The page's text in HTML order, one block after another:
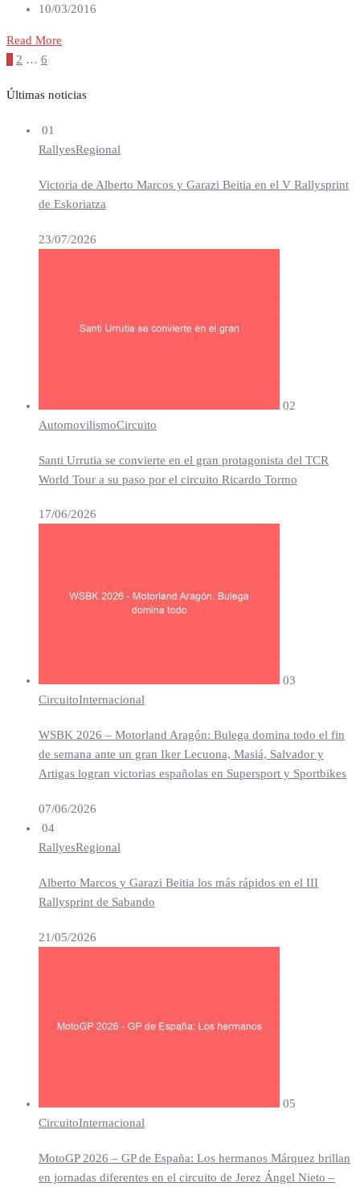
10/03/2016
Read More
Paginación
entradas
1 2 … 6
Últimas noticias
01
RallyesRegional
Victoria de Alberto Marcos y Garazi Beitia en el V Rallysprint
de Eskoriatza
23/07/2026
02
AutomovilismoCircuito
Santi Urrutia se convierte en el gran protagonista del TCR
World Tour a su paso por el circuito Ricardo Tormo
17/06/2026
03
CircuitoInternacional
WSBK 2026 – Motorland Aragón: Bulega domina todo el fin
de semana ante un gran Iker Lecuona, Masiá, Salvador y
Artigas logran victorias españolas en Supersport y Sportbikes
07/06/2026
04
RallyesRegional
Alberto Marcos y Garazi Beitia los más rápidos en el III
Rallysprint de Sabando
21/05/2026
05
CircuitoInternacional
MotoGP 2026 – GP de España: Los hermanos Márquez brillan
en jornadas diferentes en el circuito de Jerez Ángel Nieto –